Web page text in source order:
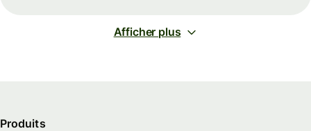
Afficher plus
Produits